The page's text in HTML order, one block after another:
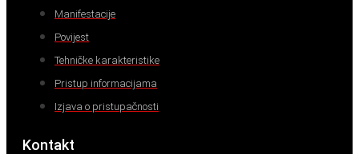
Manifestacije
Povijest
Tehničke karakteristike
Pristup informacijama
Izjava o pristupačnosti
Kontakt